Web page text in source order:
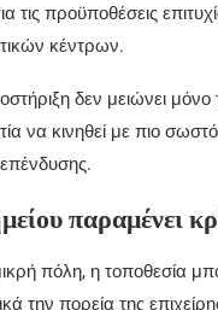
τις προϋποθέσεις
κέντρων.
δεν μειώνει μόνο
να κινηθεί με πιο
παραμένει
πόλη, η τοποθεσία
την πορεία της